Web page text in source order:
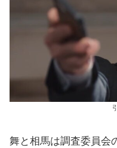
舞と相馬は調査委員会